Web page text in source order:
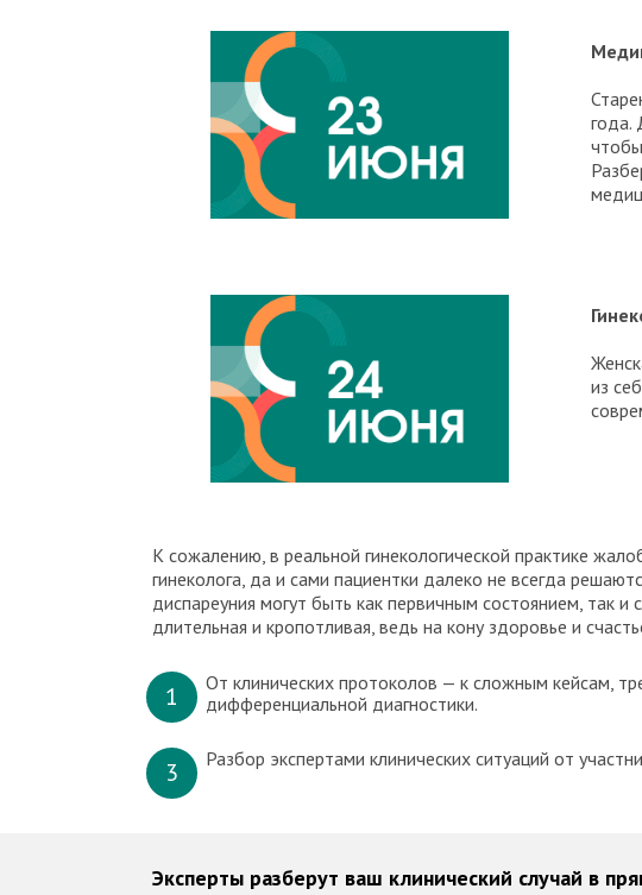
года.
из
К сожалению, в реальной гинекологической практике
гинеколога, да и сами пациентки далеко не всегда
диспареуния могут быть как первичным состоянием, так
длительная и кропотливая, ведь на кону здоровье и
1
От клинических протоколов — к сложным кейсам,
дифференциальной диагностики.
3 Разбор экспертами клинических ситуаций от
Эксперты разберут ваш клинический случай в